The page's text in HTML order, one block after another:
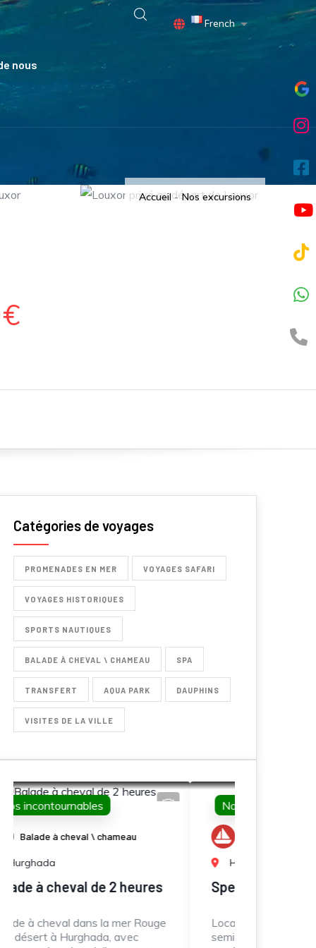
French
Lister les
nous
Accueil - Nos excursions
Catégories de voyages
PROMENADES EN MER VOYAGES SAFARI
VOYAGES HISTORIQUES
SPORTS NAUTIQUES
BALADE À CHEVAL \ CHAMEAU SPA
TRANSFERT AQUA PARK DAUPHINS
VISITES DE LA VILLE
Nos incontournables
Promenades en Mer
Speed boat Pack
Location de speed boat privé ou
semi-privé (3-4h) avec dauphins,